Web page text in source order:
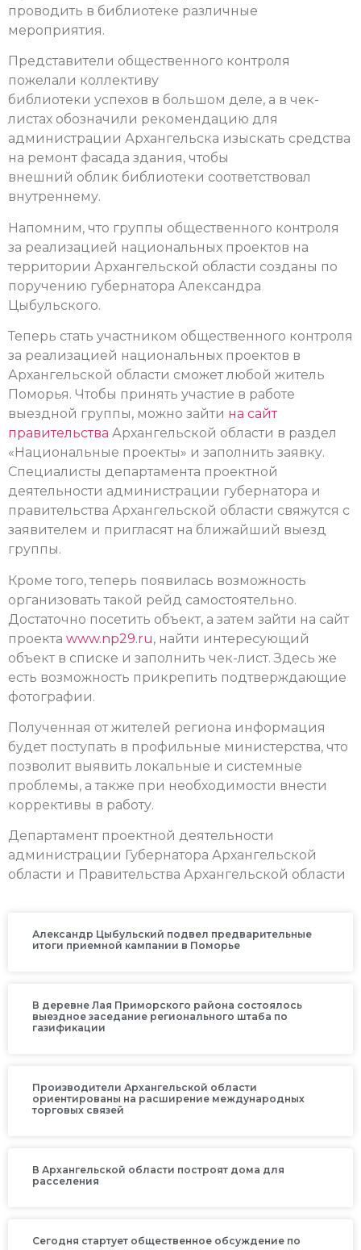
проводить в библиотеке различные
мероприятия.
Представители общественного контроля
пожелали коллективу
библиотеки успехов в большом деле, а в чек-
листах обозначили рекомендацию для
администрации Архангельска изыскать средства
на ремонт фасада здания, чтобы
внешний облик библиотеки соответствовал
внутреннему.
Напомним, что группы общественного контроля
за реализацией национальных проектов на
территории Архангельской области созданы по
поручению губернатора Александра
Цыбульского.
Теперь стать участником общественного контроля
за реализацией национальных проектов в
Архангельской области сможет любой житель
Поморья. Чтобы принять участие в работе
выездной группы, можно зайти на сайт
правительства Архангельской области в раздел
«Национальные проекты» и заполнить заявку.
Специалисты департамента проектной
деятельности администрации губернатора и
правительства Архангельской области свяжутся с
заявителем и пригласят на ближайший выезд
группы.
Кроме того, теперь появилась возможность
организовать такой рейд самостоятельно.
Достаточно посетить объект, а затем зайти на сайт
проекта www.np29.ru, найти интересующий
объект в списке и заполнить чек-лист. Здесь же
есть возможность прикрепить подтверждающие
фотографии.
Полученная от жителей региона информация
будет поступать в профильные министерства, что
позволит выявить локальные и системные
проблемы, а также при необходимости внести
коррективы в работу.
Департамент проектной деятельности
администрации Губернатора Архангельской
области и Правительства Архангельской области
Александр Цыбульский подвел предварительные
итоги приемной кампании в Поморье
В деревне Лая Приморского района состоялось
выездное заседание регионального штаба по
газификации
Производители Архангельской области
ориентированы на расширение международных
торговых связей
В Архангельской области построят дома для
расселения
Сегодня стартует общественное обсуждение по